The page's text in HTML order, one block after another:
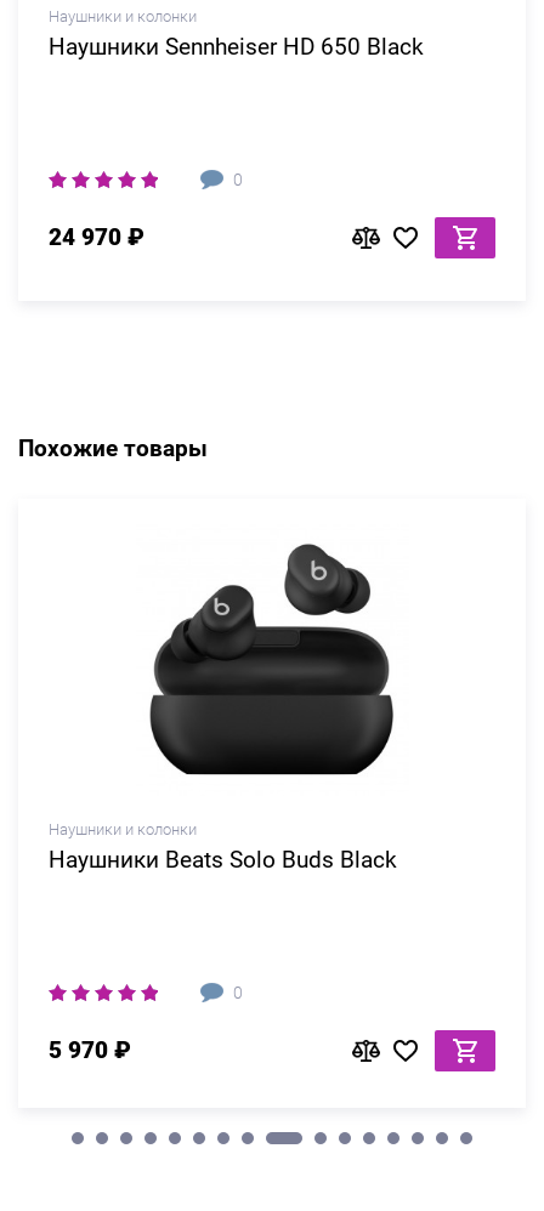
Наушники и колонки
Наушники Sennheiser HD 650 Black
0
24 970 ₽
Похожие товары
Наушники и колонки
Наушники Beats Solo Buds Black
0
5 970 ₽